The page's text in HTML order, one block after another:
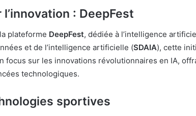
: DeepFest
plateforme DeepFest, dédiée à l’intelligence
et de l’intelligence artificielle (SDAIA), cette
focus sur les innovations révolutionnaires en IA,
technologiques.
sportives